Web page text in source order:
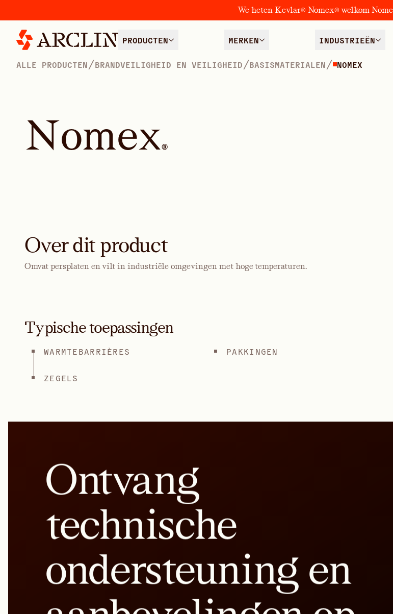
We heten Kevlar® Nomex® welkom
PRODUCTEN MERKEN INDUSTRIEËN
ALLE PRODUCTEN /BRANDVEILIGHEID EN VEILIGHEID /BASISMATERIALEN / NOMEX
Nomex®
Over dit product
Omvat persplaten en vilt in industriële omgevingen met hoge temperaturen.
Typische toepassingen
WARMTEBARRIÈRES PAKKINGEN
ZEGELS
Ontvang
technische
ondersteuning en